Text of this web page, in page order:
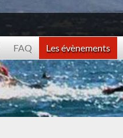
FAQ Les évènements